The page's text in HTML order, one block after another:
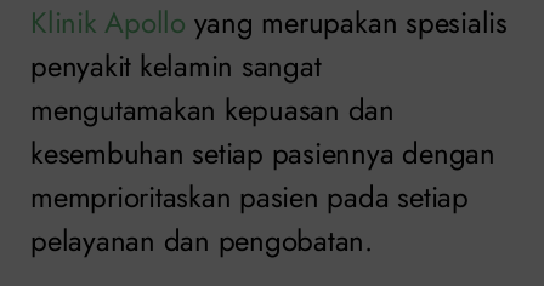
Klinik Apollo yang merupakan spesialis
penyakit kelamin sangat
mengutamakan kepuasan dan
kesembuhan setiap pasiennya dengan
memprioritaskan pasien pada setiap
pelayanan dan pengobatan.